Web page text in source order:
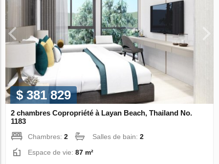
$ 381 829
2 chambres Copropriété à Layan Beach, Thailand No.
1183
Chambres:2 Salles de bain:2
Espace de vie:87 m²